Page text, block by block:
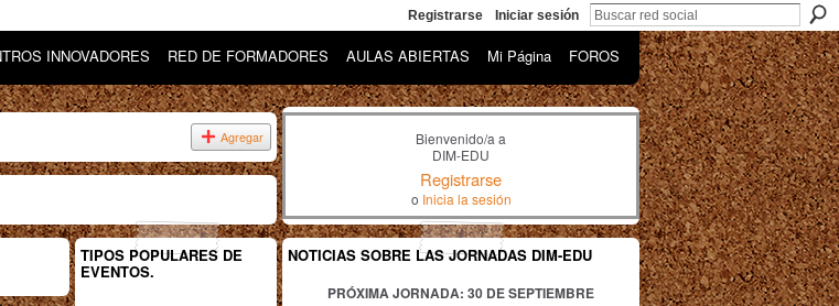
Registrarse Iniciar sesión
INNOVADORES RED DE FORMADORES AULAS ABIERTAS Mi Página FOROS
Agregar
TIPOS POPULARES DE
EVENTOS.
Bienvenido/a a
DIM-EDU
Registrarse
o Inicia la sesión
NOTICIAS SOBRE LAS JORNADAS DIM-EDU
PRÓXIMA JORNADA: 30 DE SEPTIEMBRE